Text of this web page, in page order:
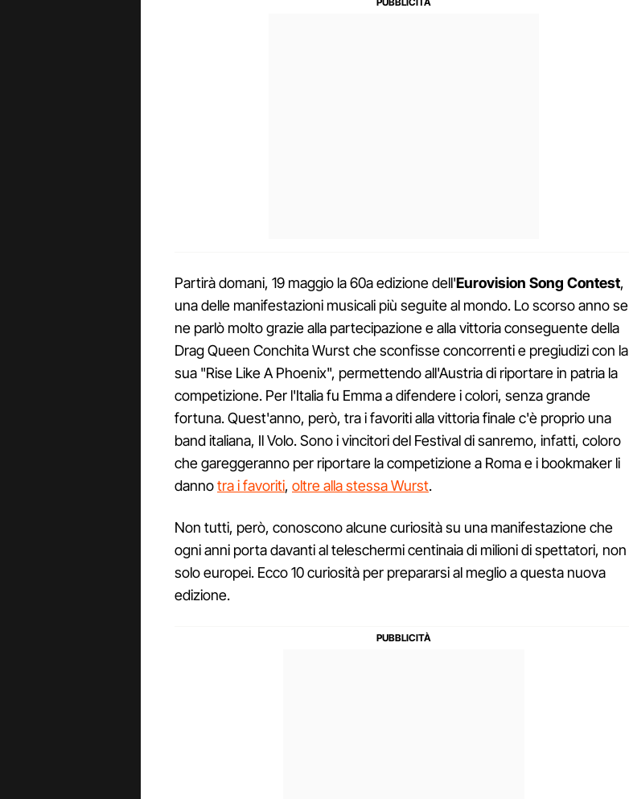
Partirà domani, 19 maggio la 60a edizione dell'Eurovision Song Contest,
una delle manifestazioni musicali più seguite al mondo. Lo scorso anno se
ne parlò molto grazie alla partecipazione e alla vittoria conseguente della
Drag Queen Conchita Wurst che sconfisse concorrenti e pregiudizi con la
sua "Rise Like A Phoenix", permettendo all'Austria di riportare in patria la
competizione. Per l'Italia fu Emma a difendere i colori, senza grande
fortuna. Quest'anno, però, tra i favoriti alla vittoria finale c'è proprio una
band italiana, Il Volo. Sono i vincitori del Festival di sanremo, infatti, coloro
che gareggeranno per riportare la competizione a Roma e i bookmaker li
dannotra i favoriti, oltre alla stessa Wurst.
Non tutti, però, conoscono alcune curiosità su una manifestazione che
ogni anni porta davanti al teleschermi centinaia di milioni di spettatori, non
solo europei. Ecco 10 curiosità per prepararsi al meglio a questa nuova
edizione.